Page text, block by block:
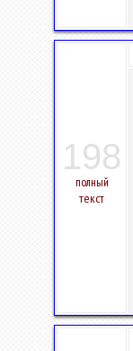
198
полный
текст